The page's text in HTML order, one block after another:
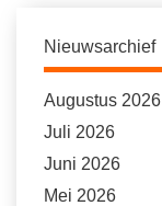
Nieuwsarchief
Augustus 2026
Juli 2026
Juni 2026
Mei 2026